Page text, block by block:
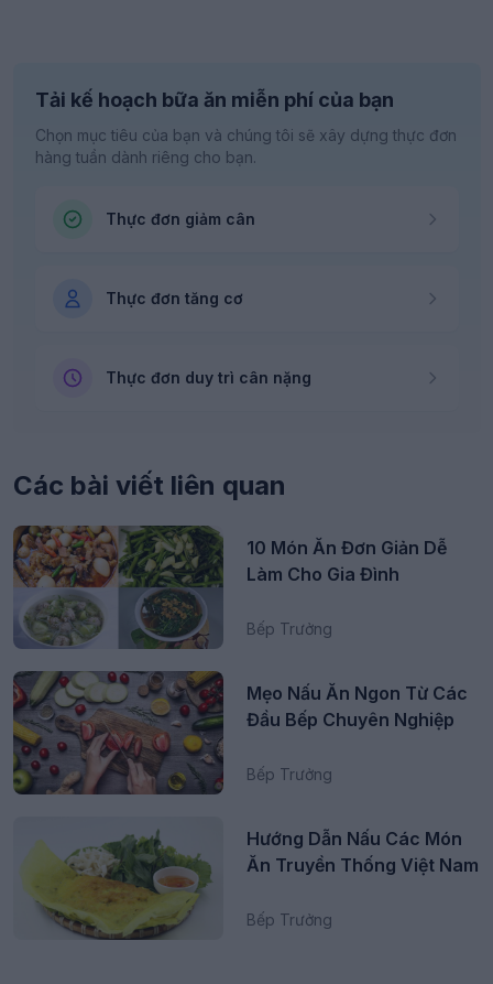
Tải kế hoạch bữa ăn miễn phí của bạn
Chọn mục tiêu của bạn và chúng tôi sẽ xây dựng thực đơn
hàng tuần dành riêng cho bạn.
Thực đơn giảm cân
Thực đơn tăng cơ
Thực đơn duy trì cân nặng
Các bài viết liên quan
10 Món Ăn Đơn Giản Dễ
Làm Cho Gia Đình
Bếp Trưởng
Mẹo Nấu Ăn Ngon Từ Các
Đầu Bếp Chuyên Nghiệp
Bếp Trưởng
Hướng Dẫn Nấu Các Món
Ăn Truyền Thống Việt Nam
Bếp Trưởng